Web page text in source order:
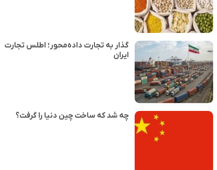
گذار به تجارت داده‌محور؛ اطلس تجارت
ایران
چه شد که ساخت چین دنیا را گرفت؟